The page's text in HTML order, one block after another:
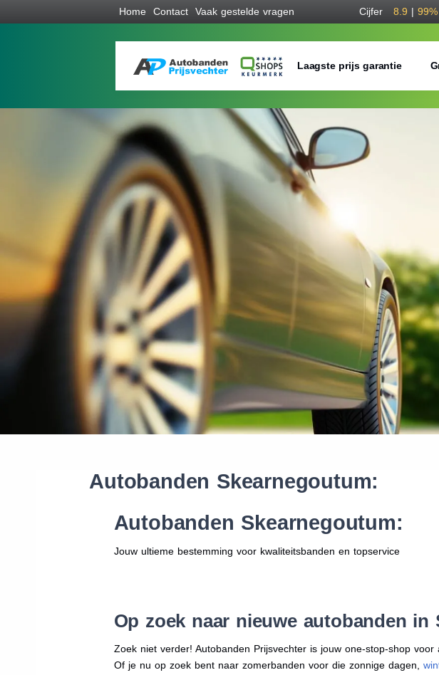
Home Contact Vaak gestelde vragen Cijfer 8.9 | 99%
Laagste prijs garantie
Autobanden Skearnegoutum:
Autobanden Skearnegoutum:
Jouw ultieme bestemming voor kwaliteitsbanden en topservice
Op zoek naar nieuwe autobanden in
Zoek niet verder! Autobanden Prijsvechter is jouw one-stop-shop voor
Of je nu op zoek bent naar zomerbanden voor die zonnige dagen,